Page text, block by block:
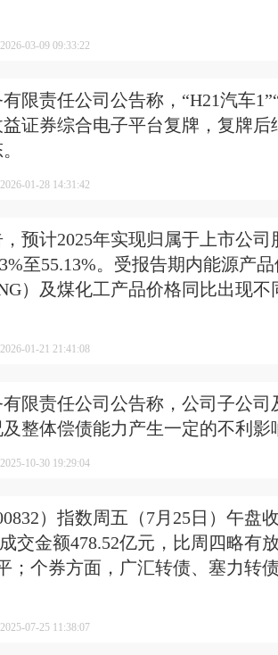
2026-03-09 09:33:22
限责任公司公告称，“H21汽车
证券综合电子平台复牌，复牌
2026-01-28 14:31:42
预计2025年实现归属于上市公
至55.13%。受报告期内能源产
）及煤化工产品价格同比出现
2026-01-21 21:41:08
限责任公司公告称，公司子公
整体偿债能力产生一定的不利影
2025-10-30 19:29:04
）指数周五（7月25日）午盘
交金额478.52亿元，比周四略有
；个券方面，广汇转债、塞力转
2025-07-25 11:38:07